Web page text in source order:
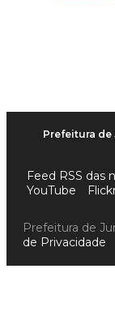
Prefeitura
Feed RSS das
YouTube
Prefeitura de
de Privacidade